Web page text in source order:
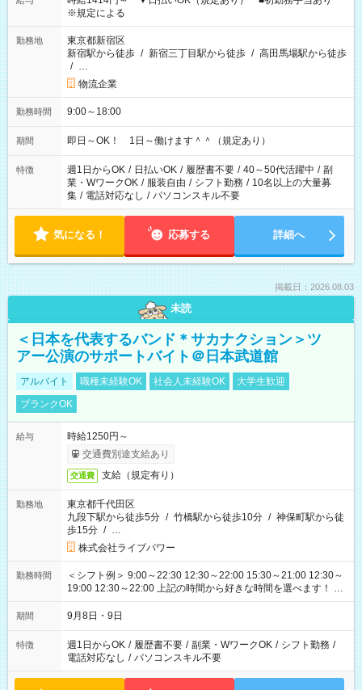
※規定による
勤務地
東京都新宿区
新宿駅から徒歩 / 新宿三丁目駅から徒歩 / 高田馬場駅から徒歩
/ …
物流企業
勤務時間 9:00～18:00
期間 即日～OK！ 1日～働けます＾＾（規定あり）
特徴 週1日からOK / 日払いOK / 履歴書不要 / 40～50代活躍中 / 副
業・WワークOK / 服装自由 / シフト勤務 / 10名以上の大量募
集 / 電話対応なし / パソコンスキル不要
気になる！ 応募する 詳細へ
掲載日：2026.08.03
未読
＜日本を代表するバンド＊サカナクション＞ツ
アー公演のサポートバイト＠日本武道館
アルバイト 職種未経験OK 社会人未経験OK
大学生歓迎
ブランクOK
給与
時給1250円～
交通費別途支給あり
交通費 支給（規定有り）
勤務地
東京都千代田区
九段下駅から徒歩5分 / 竹橋駅から徒歩10分 / 神保町駅から徒
歩15分 / …
株式会社ライブパワー
勤務時間
＜シフト例＞ 9:00～22:30 12:30～22:00 15:30～21:00 12:30～
19:00 12:30～22:00 上記の時間から好きな時間を選べます！ ※
時間は変更となる可能性があります
期間 9月8日・9日
特徴 週1日からOK / 履歴書不要 / 副業・WワークOK / シフト勤務 /
電話対応なし / パソコンスキル不要